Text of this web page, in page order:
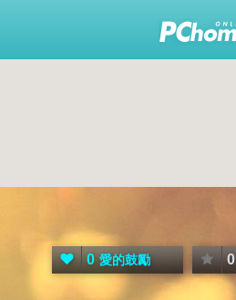
0 愛的鼓勵 0